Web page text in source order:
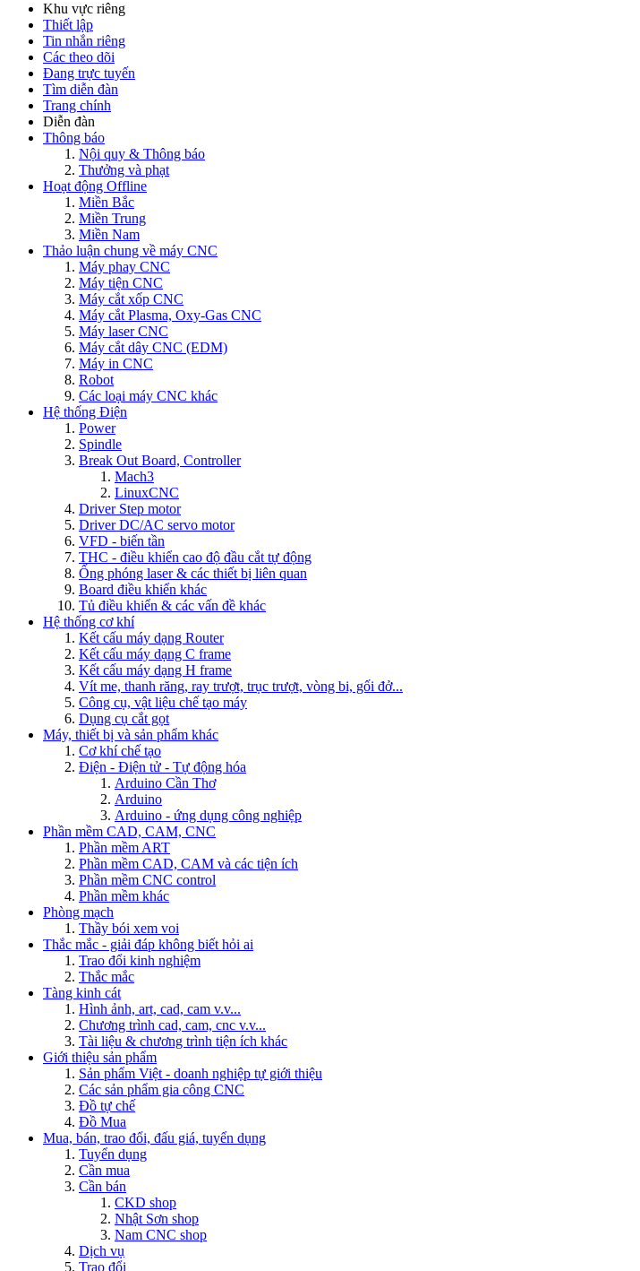
Khu vực riêng
Thiết lập
Tin nhắn riêng
Các theo dõi
Đang trực tuyến
Tìm diễn đàn
Trang chính
Diễn đàn
Thông báo
Nội quy & Thông báo
Thưởng và phạt
Hoạt động Offline
Miền Bắc
Miền Trung
Miền Nam
Thảo luận chung về máy CNC
Máy phay CNC
Máy tiện CNC
Máy cắt xốp CNC
Máy cắt Plasma, Oxy-Gas CNC
Máy laser CNC
Máy cắt dây CNC (EDM)
Máy in CNC
Robot
Các loại máy CNC khác
Hệ thống Điện
Power
Spindle
Break Out Board, Controller
Mach3
LinuxCNC
Driver Step motor
Driver DC/AC servo motor
VFD - biến tần
THC - điều khiển cao độ đầu cắt tự động
Ống phóng laser & các thiết bị liên quan
Board điều khiển khác
Tủ điều khiển & các vấn đề khác
Hệ thống cơ khí
Kết cấu máy dạng Router
Kết cấu máy dạng C frame
Kết cấu máy dạng H frame
Vít me, thanh răng, ray trượt, trục trượt, vòng bi, gối đở...
Công cụ, vật liệu chế tạo máy
Dụng cụ cắt gọt
Máy, thiết bị và sản phẩm khác
Cơ khí chế tạo
Điện - Điện tử - Tự động hóa
Arduino Cần Thơ
Arduino
Arduino - ứng dụng công nghiệp
Phần mềm CAD, CAM, CNC
Phần mềm ART
Phần mềm CAD, CAM và các tiện ích
Phần mềm CNC control
Phần mềm khác
Phòng mạch
Thầy bói xem voi
Thắc mắc - giải đáp không biết hỏi ai
Trao đổi kinh nghiệm
Thắc mắc
Tàng kinh cát
Hình ảnh, art, cad, cam v.v...
Chương trình cad, cam, cnc v.v...
Tài liệu & chương trình tiện ích khác
Giới thiệu sản phẩm
Sản phẩm Việt - doanh nghiệp tự giới thiệu
Các sản phẩm gia công CNC
Đồ tự chế
Đồ Mua
Mua, bán, trao đổi, đấu giá, tuyển dụng
Tuyển dụng
Cần mua
Cần bán
CKD shop
Nhật Sơn shop
Nam CNC shop
Dịch vụ
Trao đổi